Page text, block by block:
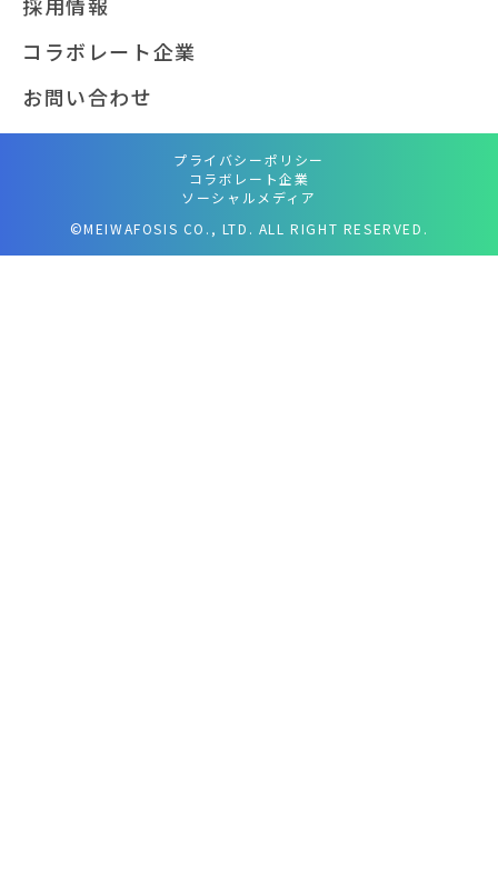
採用情報
コラボレート企業
お問い合わせ
プライバシーポリシー
コラボレート企業
ソーシャルメディア
©MEIWAFOSIS CO., LTD. ALL RIGHT RESERVED.